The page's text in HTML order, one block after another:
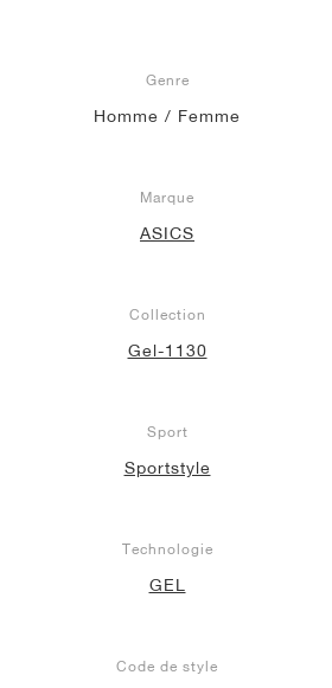
Genre
Homme / Femme
Marque
ASICS
Collection
Gel-1130
Sport
Sportstyle
Technologie
GEL
Code de style